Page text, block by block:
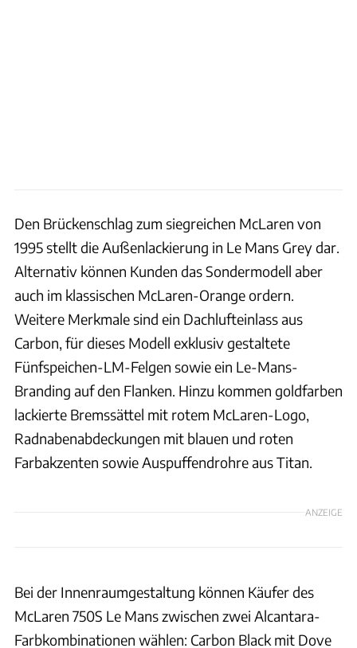
Den Brückenschlag zum siegreichen McLaren von
1995 stellt die Außenlackierung in Le Mans Grey dar.
Alternativ können Kunden das Sondermodell aber
auch im klassischen McLaren-Orange ordern.
Weitere Merkmale sind ein Dachlufteinlass aus
Carbon, für dieses Modell exklusiv gestaltete
Fünfspeichen-LM-Felgen sowie ein Le-Mans-
Branding auf den Flanken. Hinzu kommen goldfarben
lackierte Bremssättel mit rotem McLaren-Logo,
Radnabenabdeckungen mit blauen und roten
Farbakzenten sowie Auspuffendrohre aus Titan.
ANZEIGE
Bei der Innenraumgestaltung können Käufer des
McLaren 750S Le Mans zwischen zwei Alcantara-
Farbkombinationen wählen: Carbon Black mit Dove